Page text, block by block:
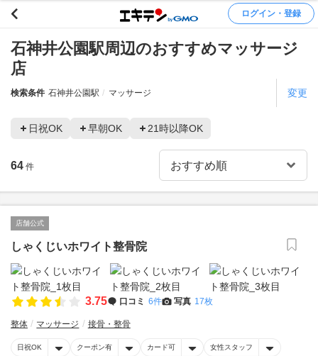
ログイン・登録
石神井公園駅周辺のおすすめマッサージ
店
検索条件 石神井公園駅 マッサージ 変更
日祝OK 早朝OK 21時以降OK
64 件
店舗公式
しゃくじいホワイト整骨院
3.75 口コミ 6件 写真 17枚
整体 マッサージ 接骨・整骨
日祝OK クーポン有 カード可 女性スタッフ